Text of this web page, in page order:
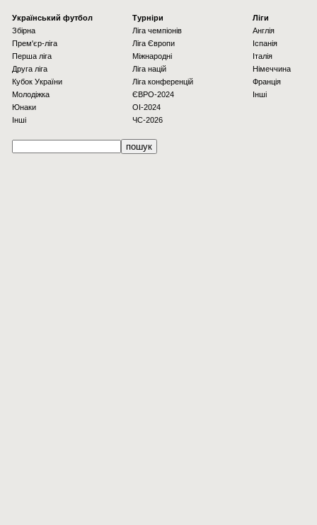
Українcький футбол
Збірна
Прем'єр-ліга
Перша ліга
Друга ліга
Кубок України
Молодіжка
Юнаки
Інші
Турніри
Ліга чемпіонів
Ліга Європи
Міжнародні
Ліга націй
Ліга конференцій
ЄВРО-2024
OI-2024
ЧС-2026
Ліги
Англія
Іспанія
Італія
Німеччина
Франція
Інші